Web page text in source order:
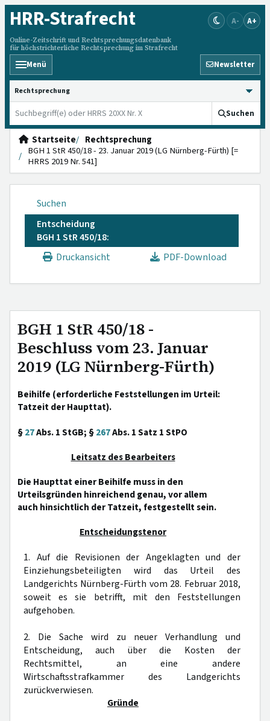
HRR-Strafrecht
Online-Zeitschrift und Rechtsprechungsdatenbank
für höchstrichterliche Rechtsprechung im Strafrecht
A- A+
Menü Newsletter
HRRS durchsuchen
Suchen
Startseite
Rechtsprechung
BGH 1 StR 450/18 - 23. Januar 2019 (LG Nürnberg-Fürth) [=
HRRS 2019 Nr. 541]
Suchen
Entscheidung
BGH 1 StR 450/18:
Druckansicht
PDF-Download
BGH 1 StR 450/18 -
Beschluss vom 23. Januar
2019 (LG Nürnberg-Fürth)
Beihilfe (erforderliche Feststellungen im Urteil:
Tatzeit der Haupttat).
§27Abs. 1 StGB; §267Abs. 1 Satz 1 StPO
Leitsatz des Bearbeiters
Die Haupttat einer Beihilfe muss in den
Urteilsgründen hinreichend genau, vor allem
auch hinsichtlich der Tatzeit, festgestellt sein.
Entscheidungstenor
1. Auf die Revisionen der Angeklagten und der
Einziehungsbeteiligten wird das Urteil des
Landgerichts Nürnberg-Fürth vom 28. Februar 2018,
soweit es sie betrifft, mit den Feststellungen
aufgehoben.
2. Die Sache wird zu neuer Verhandlung und
Entscheidung, auch über die Kosten der
Rechtsmittel, an eine andere
Wirtschaftsstrafkammer des Landgerichts
zurückverwiesen.
Gründe